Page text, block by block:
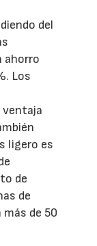
del
ahorro
Los
ventaja
ligero es
de
de
de 50